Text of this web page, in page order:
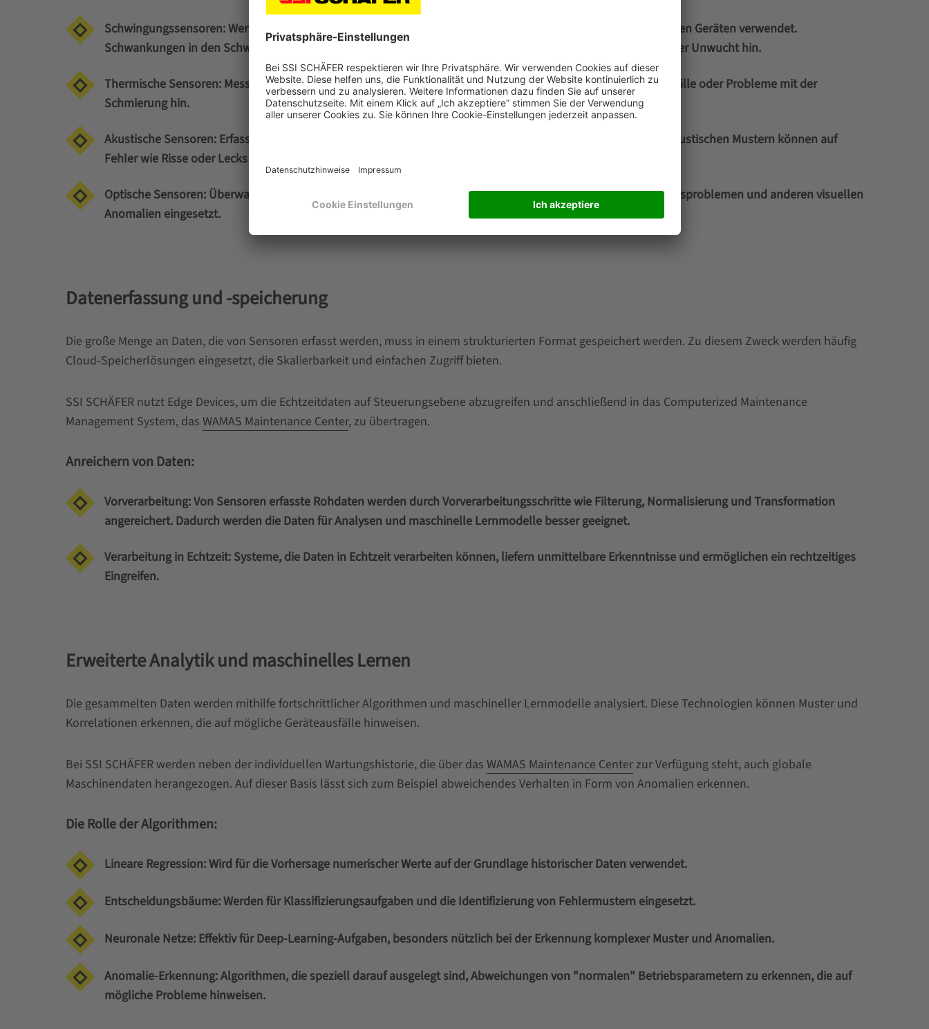
Schwingungssensoren: Werden zur Überwachung von Vibrationen in Motoren, Pumpen und anderen rotierenden Geräten verwendet.
Schwankungen in den Schwingungsmustern weisen oft auf mechanische Probleme wie Ausrichtungsfehler oder Unwucht hin.
Thermische Sensoren: Messen Temperaturschwankungen in Maschinen. Überhitzung deutet oft auf Lagerausfälle oder Probleme mit der
Schmierung hin.
Akustische Sensoren: Erfassen von Schallwellen, die von Maschinen erzeugt werden. Veränderungen in den akustischen Mustern können auf
Fehler wie Risse oder Lecks hinweisen.
Optische Sensoren: Überwachen Lichtmuster und werden zur Erkennung von Oberflächenfehlern, Ausrichtungsproblemen und anderen visuellen
Anomalien eingesetzt.
Datenerfassung und -speicherung
Die große Menge an Daten, die von Sensoren erfasst werden, muss in einem strukturierten Format gespeichert werden. Zu diesem Zweck werden häufig
Cloud-Speicherlösungen eingesetzt, die Skalierbarkeit und einfachen Zugriff bieten.
SSI SCHÄFER nutzt Edge Devices, um die Echtzeitdaten auf Steuerungsebene abzugreifen und anschließend in das Computerized Maintenance
Management System, das WAMAS Maintenance Center, zu übertragen.
Anreichern von Daten:
Vorverarbeitung: Von Sensoren erfasste Rohdaten werden durch Vorverarbeitungsschritte wie Filterung, Normalisierung und Transformation
angereichert. Dadurch werden die Daten für Analysen und maschinelle Lernmodelle besser geeignet.
Verarbeitung in Echtzeit: Systeme, die Daten in Echtzeit verarbeiten können, liefern unmittelbare Erkenntnisse und ermöglichen ein rechtzeitiges
Eingreifen.
Erweiterte Analytik und maschinelles Lernen
Die gesammelten Daten werden mithilfe fortschrittlicher Algorithmen und maschineller Lernmodelle analysiert. Diese Technologien können Muster und
Korrelationen erkennen, die auf mögliche Geräteausfälle hinweisen.
Bei SSI SCHÄFER werden neben der individuellen Wartungshistorie, die über das WAMAS Maintenance Centerzur Verfügung steht, auch globale
Maschinendaten herangezogen. Auf dieser Basis lässt sich zum Beispiel abweichendes Verhalten in Form von Anomalien erkennen.
Die Rolle der Algorithmen:
Lineare Regression: Wird für die Vorhersage numerischer Werte auf der Grundlage historischer Daten verwendet.
Entscheidungsbäume: Werden für Klassifizierungsaufgaben und die Identifizierung von Fehlermustern eingesetzt.
Neuronale Netze: Effektiv für Deep-Learning-Aufgaben, besonders nützlich bei der Erkennung komplexer Muster und Anomalien.
Anomalie-Erkennung: Algorithmen, die speziell darauf ausgelegt sind, Abweichungen von "normalen" Betriebsparametern zu erkennen, die auf
mögliche Probleme hinweisen.